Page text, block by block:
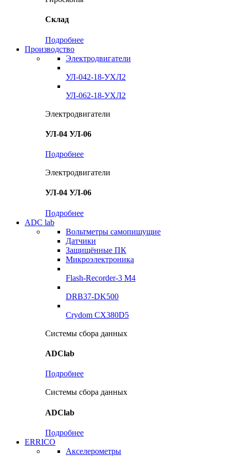
Склад
Подробнее
Производство
Электродвигатели
УЛ-042-18-УХЛ2
УЛ-062-18-УХЛ2
Электродвигатели
УЛ-04 УЛ-06
Подробнее
Электродвигатели
УЛ-04 УЛ-06
Подробнее
ADC lab
Вольтметры самопишущие
Датчики
Защищённые ПК
Микроэлектроника
Flash-Recorder-3 М4
DRB37-DK500
Crydom CX380D5
Системы сбора данных
ADClab
Подробнее
Системы сбора данных
ADClab
Подробнее
ERRICO
Акселерометры